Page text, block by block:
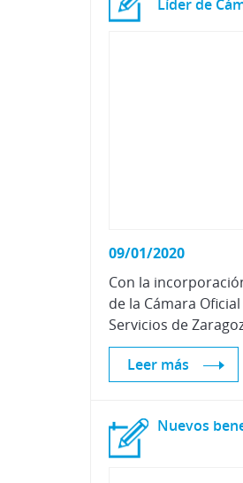
09/01/2020
Con la
de la Cámara
Leer más
Nuevos